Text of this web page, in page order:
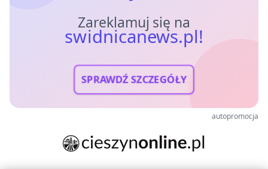
Zareklamuj się na
swidnicanews.pl!
SPRAWDŹ SZCZEGÓŁY
autopromocja